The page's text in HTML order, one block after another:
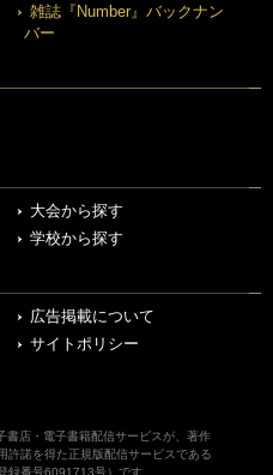
雑誌『Number』バックナン
バー
大会から探す
学校から探す
広告掲載について
サイトポリシー
書店・電子書籍配信サービスが、著作
許諾を得た正規版配信サービスである
録番号6091713号）です。